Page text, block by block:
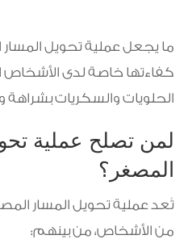
ما يجعل عملية تحويل
كفاءتها خاصة لدى الأشخاص
الحلويات والسكريات بشراهة
لمن تصلح عملية
المصغر؟
تُعد عملية تحويل المسار
من الأشخاص، من بينهم: